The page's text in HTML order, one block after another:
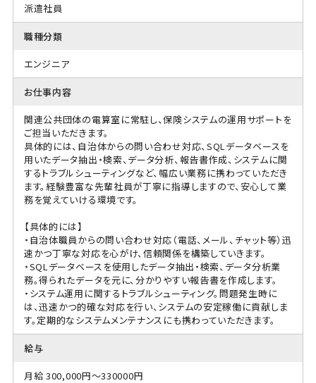
派遣社員
職種分類
エンジニア
お仕事内容
関連公共団体の電算室に常駐し、保険システムの運用サポートを
ご担当いただきます。
具体的には、自治体からの問い合わせ対応、SQLデータベースを
用いたデータ抽出・検索、データ分析、報告書作成、システムに関
するトラブルシューティングなど、幅広い業務に携わっていただき
ます。経験豊富な先輩社員が丁寧に指導しますので、安心して業
務を覚えていける環境です。
【具体的には】
・自治体職員からの問い合わせ対応（電話、メール、チャット等）迅
速かつ丁寧な対応を心がけ、信頼関係を構築していきます。
・SQLデータベースを使用したデータ抽出・検索、データ分析業
務。得られたデータを元に、分かりやすい報告書を作成します。
・システム運用に関するトラブルシューティング。問題発生時に
は、迅速かつ的確な対応を行い、システムの安定稼働に貢献しま
す。定期的なシステムメンテナンスにも携わっていただきます。
給与
月給 300,000円～330000円